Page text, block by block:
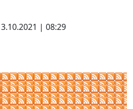
| 08:29